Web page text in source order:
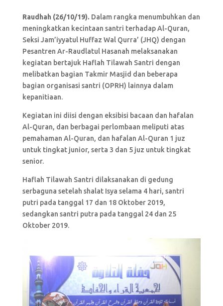
Raudhah (26/10/19). Dalam rangka menumbuhkan dan
meningkatkan kecintaan santri terhadap Al-Quran,
Seksi Jam’iyyatul Huffaz Wal Qurra’ (JHQ) dengan
Pesantren Ar-Raudlatul Hasanah melaksanakan
kegiatan bertajuk Haflah Tilawah Santri dengan
melibatkan bagian Takmir Masjid dan beberapa
bagian organisasi santri (OPRH) lainnya dalam
kepanitiaan.
Kegiatan ini diisi dengan eksibisi bacaan dan hafalan
Al-Quran, dan berbagai perlombaan meliputi atas
pemahaman Al-Quran, dan hafalan Al-Quran 1 juz
untuk tingkat junior, serta 3 dan 5 juz untuk tingkat
senior.
Haflah Tilawah Santri dilaksanakan di gedung
serbaguna setelah shalat Isya selama 4 hari, santri
putri pada tanggal 17 dan 18 Oktober 2019,
sedangkan santri putra pada tanggal 24 dan 25
Oktober 2019.